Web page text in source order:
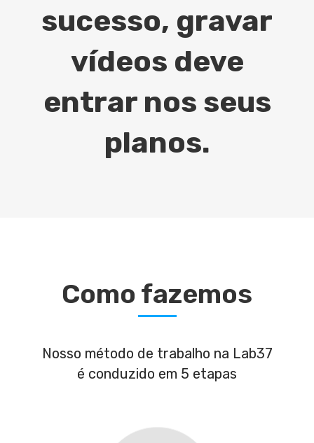
sucesso, gravar
vídeos deve
entrar nos seus
planos.
Como fazemos
Nosso método de trabalho na Lab37
é conduzido em 5 etapas